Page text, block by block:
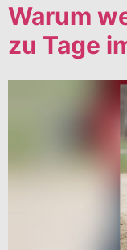
Warum
zu Tage